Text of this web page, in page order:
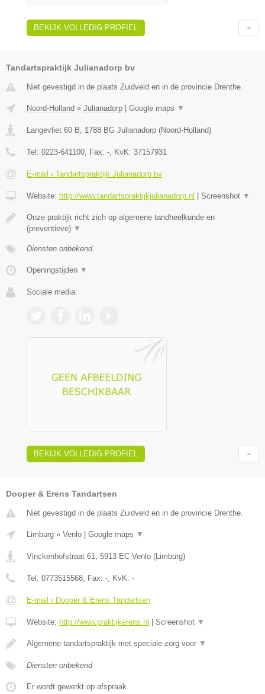
BEKIJK VOLLEDIG PROFIEL
Tandartspraktijk Julianadorp bv
Niet gevestigd in de plaats Zuidveld en in de provincie Drenthe.
Noord-Holland » Julianadorp Google maps ▼
Langevliet 60 B, 1788 BG Julianadorp (Noord-Holland)
Tel: 0223-641100, Fax: -, KvK: 37157931
E-mail › Tandartspraktijk Julianadorp bv
Website: http://www.tandartspraktijkjulianadorp.nl Screenshot ▼
Onze praktijk richt zich op algemene tandheelkunde en
(preventieve) ▼
Diensten onbekend
Openingstijden ▼
Sociale media:
BEKIJK VOLLEDIG PROFIEL
Dooper & Erens Tandartsen
Niet gevestigd in de plaats Zuidveld en in de provincie Drenthe.
Limburg » Venlo Google maps ▼
Vinckenhofstraat 61 5913 EC Venlo ( Limburg)
Tel: 0773515568 , Fax: - , KvK: -
E-mail › Dooper & Erens Tandartsen
Website: http://www.praktijkerens.nl Screenshot ▼
Algemene tandartspraktijk met speciale zorg voor ▼
Diensten onbekend
Er wordt gewerkt op afspraak.